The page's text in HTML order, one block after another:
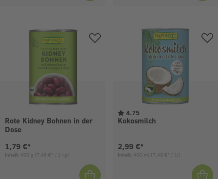
Rote Kidney Bohnen in der
Dose
Aktueller Preis:
1,79 €*
Inhalt: 400 g (7,46 €* / 1 kg)
4.75
Kokosmilch
Aktueller Preis:
2,99 €*
Inhalt: 400 ml (7,48 €* / 1l)